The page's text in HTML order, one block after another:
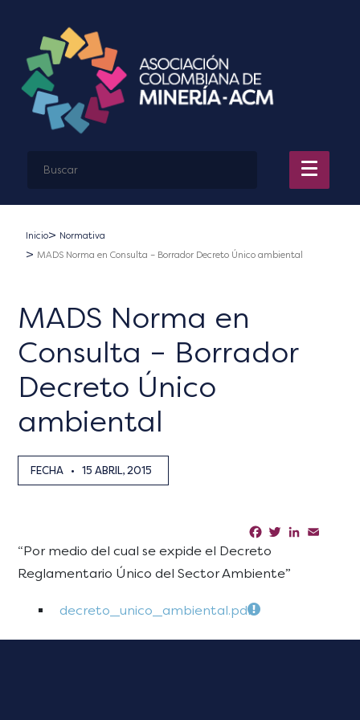
Inicio
Normativa
MADS Norma en Consulta – Borrador Decreto Único ambiental
MADS Norma en
Consulta – Borrador
Decreto Único
ambiental
FECHA • 15 ABRIL, 2015
Facebook
TwitterLinkedIn
“Por medio del cual se expide el Decreto
Reglamentario Único del Sector Ambiente”
decreto_unico_ambiental.pdf